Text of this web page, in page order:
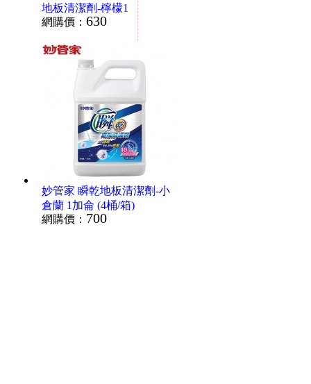
地板清潔劑-檸檬1
加侖 （4桶/箱）
網購價： 630
妙管家 瞬乾地板清潔劑-小
倉蘭 1加侖 (4桶/箱)
網購價： 700